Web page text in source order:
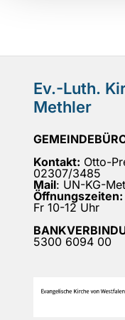
Ev.-Luth.
Methler
Kontakt: Otto-
02307/3485
Mail: UN-KG-
Öffnungszeiten:
Fr 10-12 Uhr
5300 6094 00